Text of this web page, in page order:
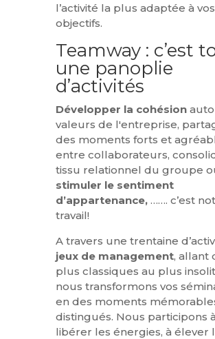
l’activité la plus adaptée à vos
objectifs.
Teamway : c’est
une panoplie
d’activités
Développer la cohésion
valeurs de l'entreprise,
des moments forts et
entre collaborateurs,
tissu relationnel du groupe
stimuler le sentiment
d’appartenance,……. c’est
travail!
A travers une trentaine
jeux de management, allant
plus classiques au plus
nous transformons vos
en des moments
distingués. Nous participons à
libérer les énergies, à élever